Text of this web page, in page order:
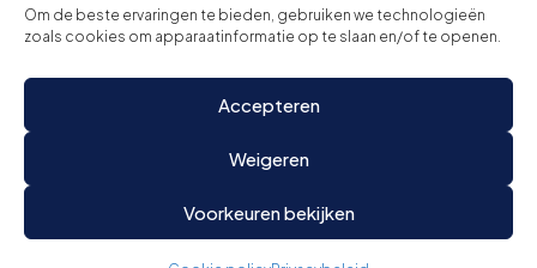
Om de beste ervaringen te bieden, gebruiken we technologieën
zoals cookies om apparaatinformatie op te slaan en/of te openen.
Accepteren
Weigeren
Voorkeuren bekijken